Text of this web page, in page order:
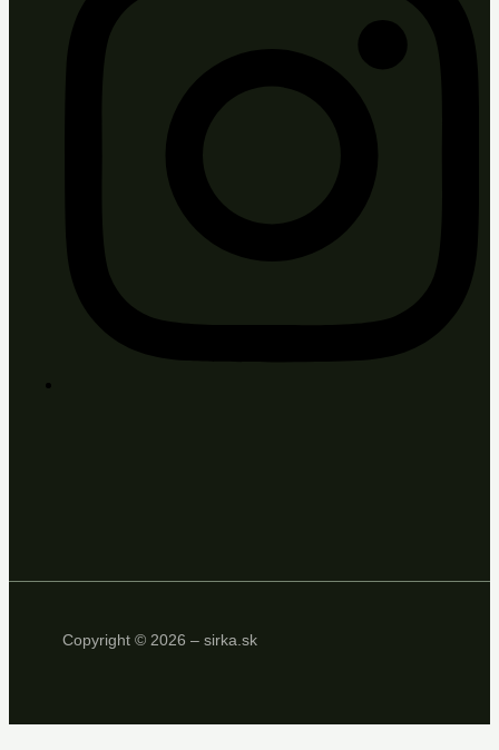
Copyright © 2026 – sirka.sk